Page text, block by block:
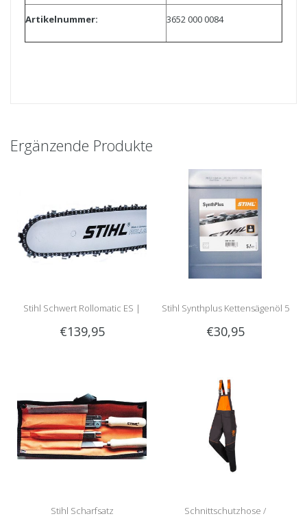
Artikelnummer: 3652 000 0084
Ergänzende Produkte
Stihl Schwert Rollomatic ES |
63cm | 1.6mm | 3/8 |
€139,95
Stihl Synthplus Kettensägenöl 5
Liter
€30,95
Stihl Scharfsatz Schnittschutzhose /